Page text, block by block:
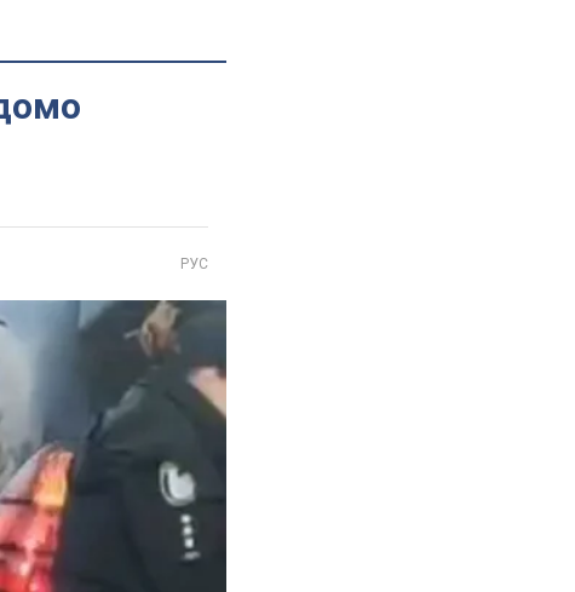
РУС